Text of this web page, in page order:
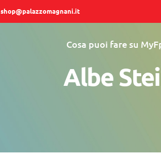
shop@palazzomagnani.it
Cosa puoi fare su
Albe